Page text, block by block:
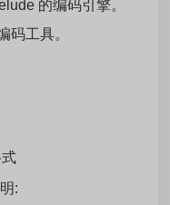
的编码引擎。
码工具。
: